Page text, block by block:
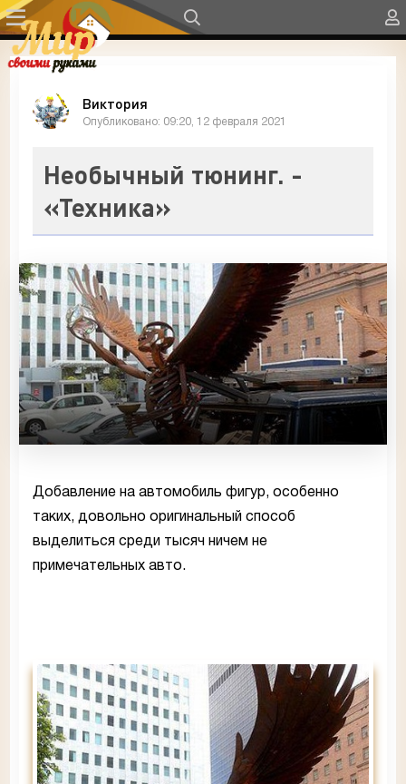
Виктория
Опубликовано: 09:20, 12 февраля 2021
Необычный тюнинг. -
«Техника»
Добавление на автомобиль фигур, особенно
таких, довольно оригинальный способ
выделиться среди тысяч ничем не
примечательных авто.